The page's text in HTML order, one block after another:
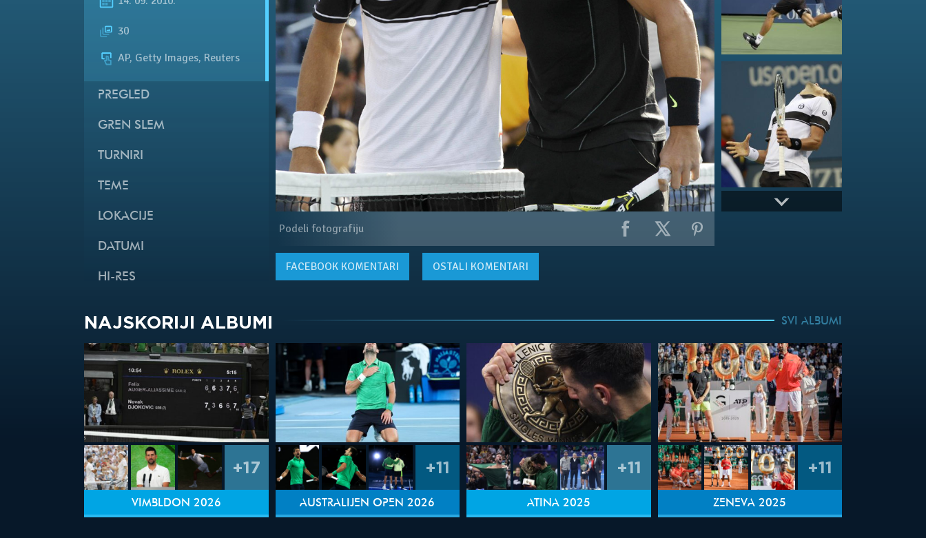
30
AP, Getty Images, Reuters
PREGLED
GREN SLEM
TURNIRI
TEME
LOKACIJE
DATUMI
HI-RES
Podeli fotografiju
FACEBOOKKOMENTARI OSTALI KOMENTARI
NAJSKORIJI ALBUMI SVI ALBUMI
+17
VIMBLDON 2026
+11
AUSTRALIJEN OPEN 2026
+11
ATINA 2025
+11
ŽENEVA 2025